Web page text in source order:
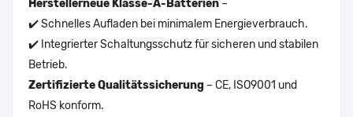
Herstellerneue Klasse-A-Batterien –
✔️ Schnelles Aufladen bei minimalem Energieverbrauch.
✔️ Integrierter Schaltungsschutz für sicheren und stabilen
Betrieb.
Zertifizierte Qualitätssicherung – CE, ISO9001 und
RoHS konform.